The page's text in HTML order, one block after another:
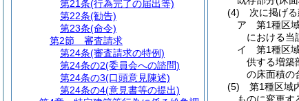
(4)
次に掲げ
ア
第1種区
における当
イ
第1種区
供する増築
の床面積の
(5)
第1種区域
第21条(行為完了の届出等)
第22条(勧告)
第23条(命令)
第2節
審査請求
第24条(審査請求の特例)
第24条の2(委員会への諮問)
第24条の3(口頭意見陳述)
第24条の4(意見書等の提出)